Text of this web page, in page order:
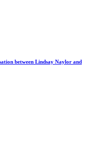
between Lindsay Naylor and